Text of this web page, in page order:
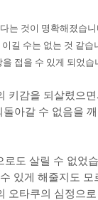
는 것이 명확해졌습
길 수는 없는 것 같습
접을 수 있게 되었습
키감을 되살렸으
아갈 수 없음을
로도 살릴 수 없었
있게 해줄지도
오타쿠의 심정으